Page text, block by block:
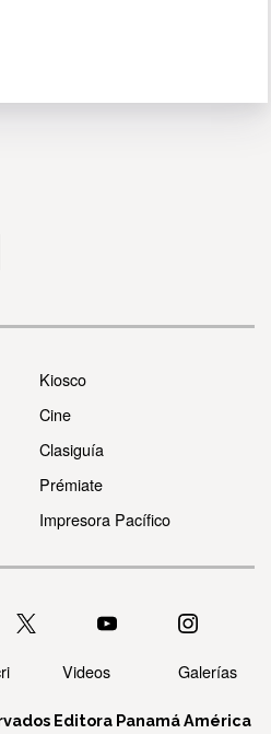
Kiosco
Cine
Clasiguía
Prémiate
Impresora Pacífico
Videos Galerías
Editora Panamá América